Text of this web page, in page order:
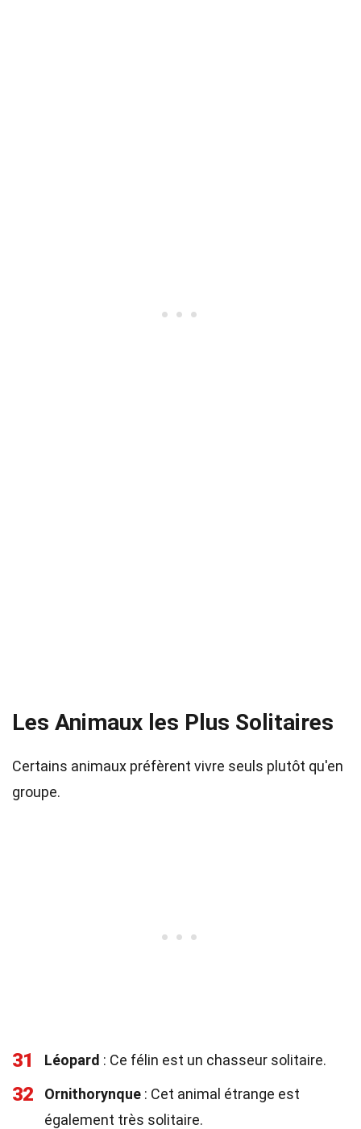
Les Animaux les Plus Solitaires
Certains animaux préfèrent vivre seuls plutôt qu'en
groupe.
31 Léopard : Ce félin est un chasseur solitaire.
32 Ornithorynque : Cet animal étrange est
également très solitaire.